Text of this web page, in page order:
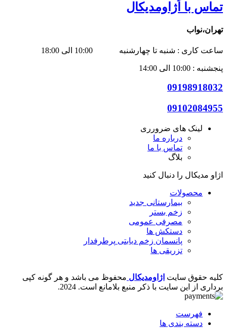
تماس با اُژاومدیکال
تهران،نواب
ساعت کاری : شنبه تا چهارشنبه 10:00 الی 18:00
پنجشنبه : 10:00 الی 14:00
09198918032
09102084955
لینک های ضرورری
درباره ما
تماس با ما
بلاگ
اژاو مدیکال را دنبال کنید
محصولات
بیمارستانی جدید
زخم بستر
مصرفی عمومی
دستکش ها
پانسمان زخم دیابتی پرطرفدار
تزریقی ها
کلیه حقوق سایت اژاومدیکال محفوظ می باشد و هر گونه کپی
برداری از این سایت با ذکر منبع بلامانع است. 2024.
فهرست
دسته بندی ها